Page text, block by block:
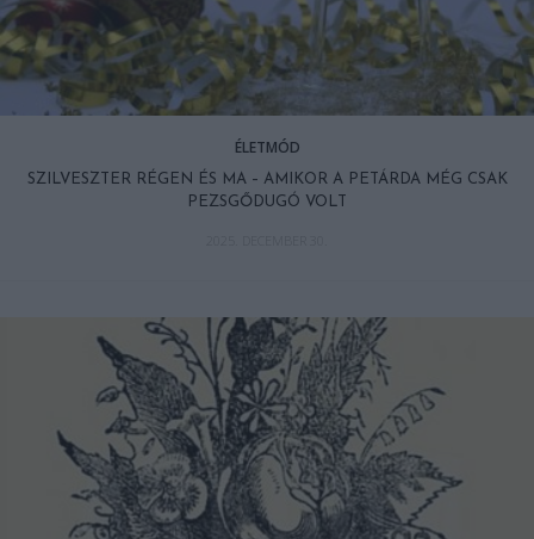
ÉLETMÓD
SZILVESZTER RÉGEN ÉS MA – AMIKOR A PETÁRDA MÉG CSAK
PEZSGŐDUGÓ VOLT